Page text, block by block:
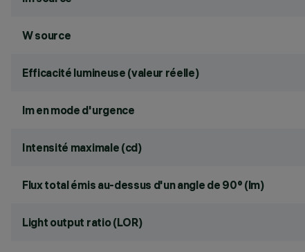
W source
Efficacité lumineuse (valeur réelle)
lm en mode d'urgence
Intensité maximale (cd)
Flux total émis au-dessus d'un angle de 90° (lm)
Light output ratio (LOR)